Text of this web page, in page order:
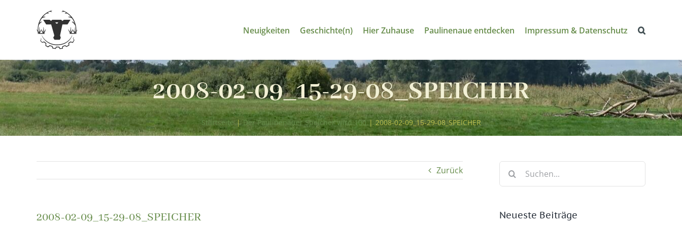
Neuigkeiten Geschichte(n) Hier Zuhause Paulinenaue entdecken Impressum & Datenschutz
2008-02-09_15-29-08_SPEICHER
Startseite | Der Paulinenauer Speicher wird 100 | 2008-02-09_15-29-08_SPEICHER
Zurück
2008-02-09_15-29-08_SPEICHER
Suche
Neueste Beiträge